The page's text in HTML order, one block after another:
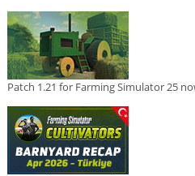
Patch 1.21 for Farming Simulator 25